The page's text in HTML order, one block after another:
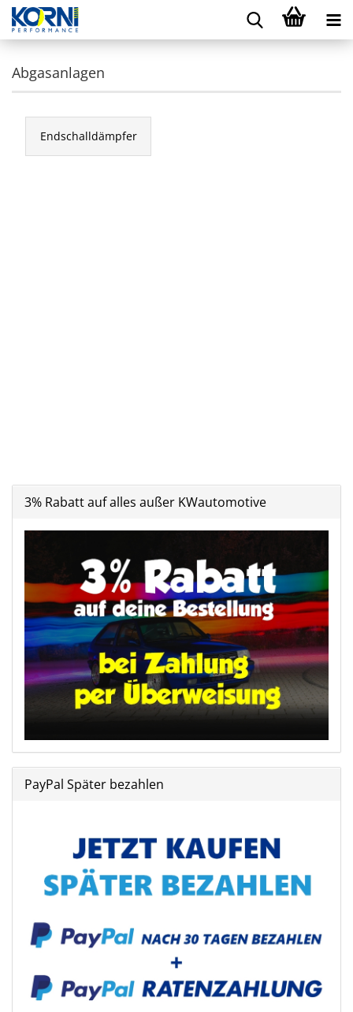
Abgasanlagen
Endschalldämpfer
3% Rabatt auf alles außer KWautomotive
PayPal Später bezahlen